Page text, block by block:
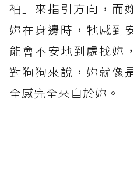
袖」來指引方向，而
妳在身邊時，牠感到
能會不安地到處找妳
對狗狗來說，妳就像
全感完全來自於妳。